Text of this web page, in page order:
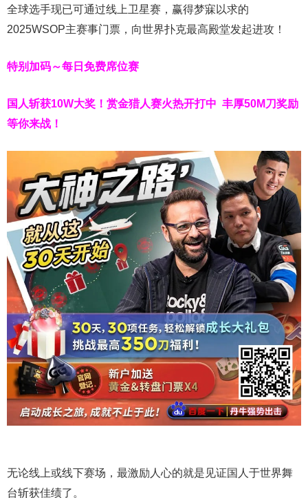
全球选手现已可通过线上卫星赛，赢得梦寐以求的
2025WSOP主赛事门票，向世界扑克最高殿堂发起进攻！
特别加码～每日免费席位赛
国人斩获10W大奖！ 赏金猎人赛火热开打中 丰厚50M刀奖励
等你来战！
无论线上或线下赛场，最激励人心的就是见证国人于世界舞
台斩获佳绩了。